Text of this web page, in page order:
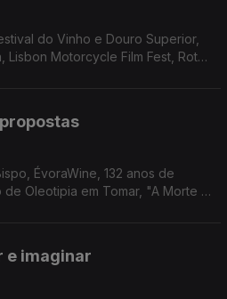
do Vinho e Douro Superior,
Lisbon Motorcycle Film Fest, Rota
ÉvoraWine, 132 anos de
Oleotipia em Tomar, "A Morte e
e imaginar